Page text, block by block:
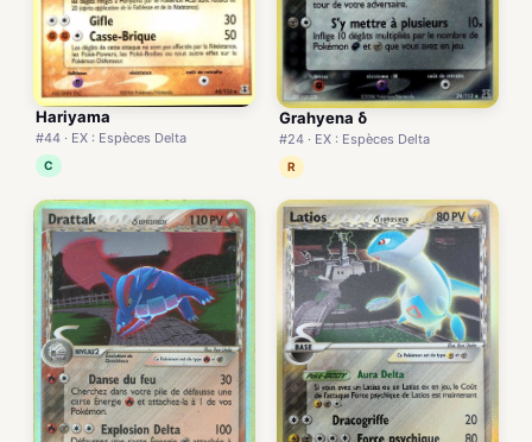
Hariyama
#44 · EX : Espèces Delta
C
Grahyena δ
#24 · EX : Espèces Delta
R